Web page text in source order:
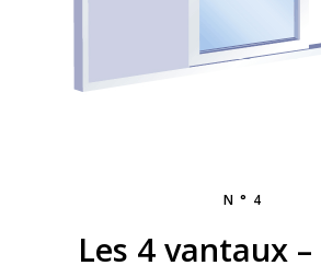
N°4
Les 4 vantaux